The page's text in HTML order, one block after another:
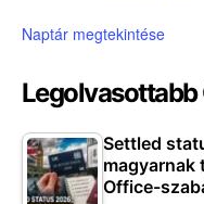
Naptár megtekintése
Legolvasottabb
Settled
magyarnak
Office-